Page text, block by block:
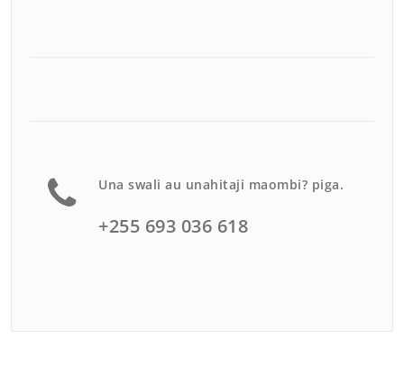
Una swali au unahitaji maombi? piga.
+255 693 036 618